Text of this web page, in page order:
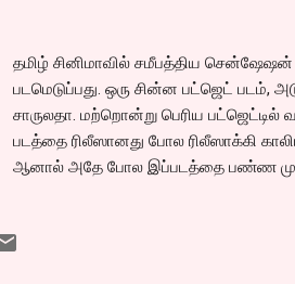
தமிழ் சினிமாவில் சமீபத்திய
படமெடுப்பது. ஒரு சின்ன பட்ஜெட் படம்,
சாருலதா. மற்றொன்று பெரிய
படத்தை ரிலீஸானது போல ரிலீஸாக்கி
ஆனால் அதே போல இப்படத்தை பண்ண
ஒட்டிப் பிறந்த ரெட்டையர்கள், அதுவும்